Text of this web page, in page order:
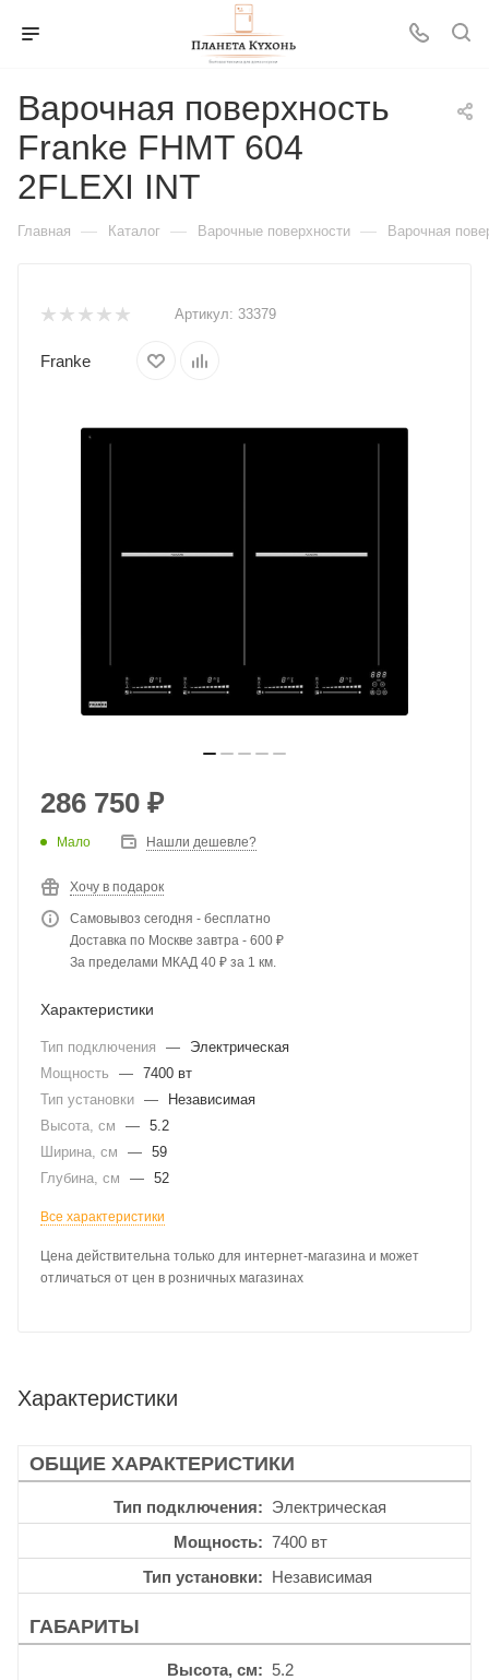
Варочная поверхность
Franke FHMT 604
2FLEXI INT
Главная — Каталог — Варочные поверхности — Варочная
Артикул: 33379
Franke
286 750 ₽
Мало Нашли дешевле?
Хочу в подарок
Самовывоз сегодня - бесплатно
Доставка по Москве завтра - 600 ₽
За пределами МКАД 40 ₽ за 1 км.
Характеристики
Тип подключения —
Электрическая
Мощность
— 7400 вт
Тип установки —
Независимая
Высота, см
— 5.2
Ширина, см
— 59
Глубина, см
— 52
Все характеристики
Цена действительна только для интернет-магазина и может
отличаться от цен в розничных магазинах
Характеристики
ОБЩИЕ ХАРАКТЕРИСТИКИ
Тип подключения
Электрическая
Мощность
7400 вт
Тип установки
Независимая
ГАБАРИТЫ
Высота, см
5.2